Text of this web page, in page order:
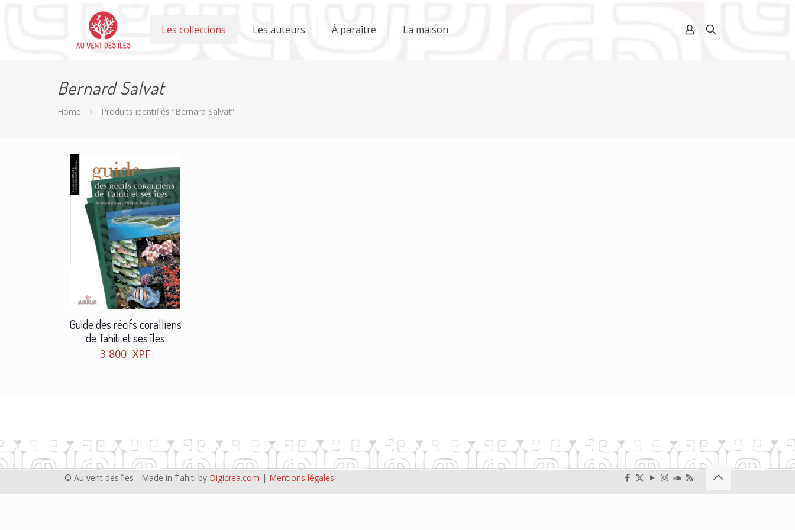
Les collections Les auteurs À paraître La maison
Bernard Salvat
Home Produits identifiés “Bernard Salvat”
Guide des récifs coralliens
de Tahiti et ses îles
3 800 XPF
© Au vent des îles - Made in Tahiti by Digicrea.com | Mentions légales